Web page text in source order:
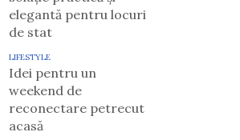
elegantă pentru locuri
de stat
LIFESTYLE
Idei pentru un
weekend de
reconectare petrecut
acasă